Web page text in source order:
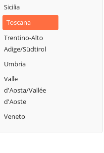
Sicilia
Toscana
Trentino-Alto
Adige/Südtirol
Umbria
Valle
d'Aosta/Vallée
d'Aoste
Veneto